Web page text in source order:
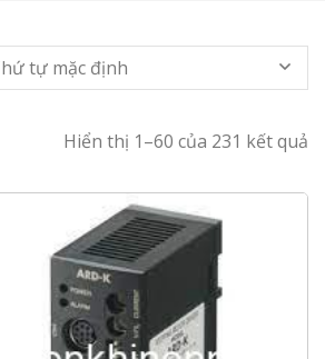
Hiển thị 1–60 của 231 kết quả
tự mặc định